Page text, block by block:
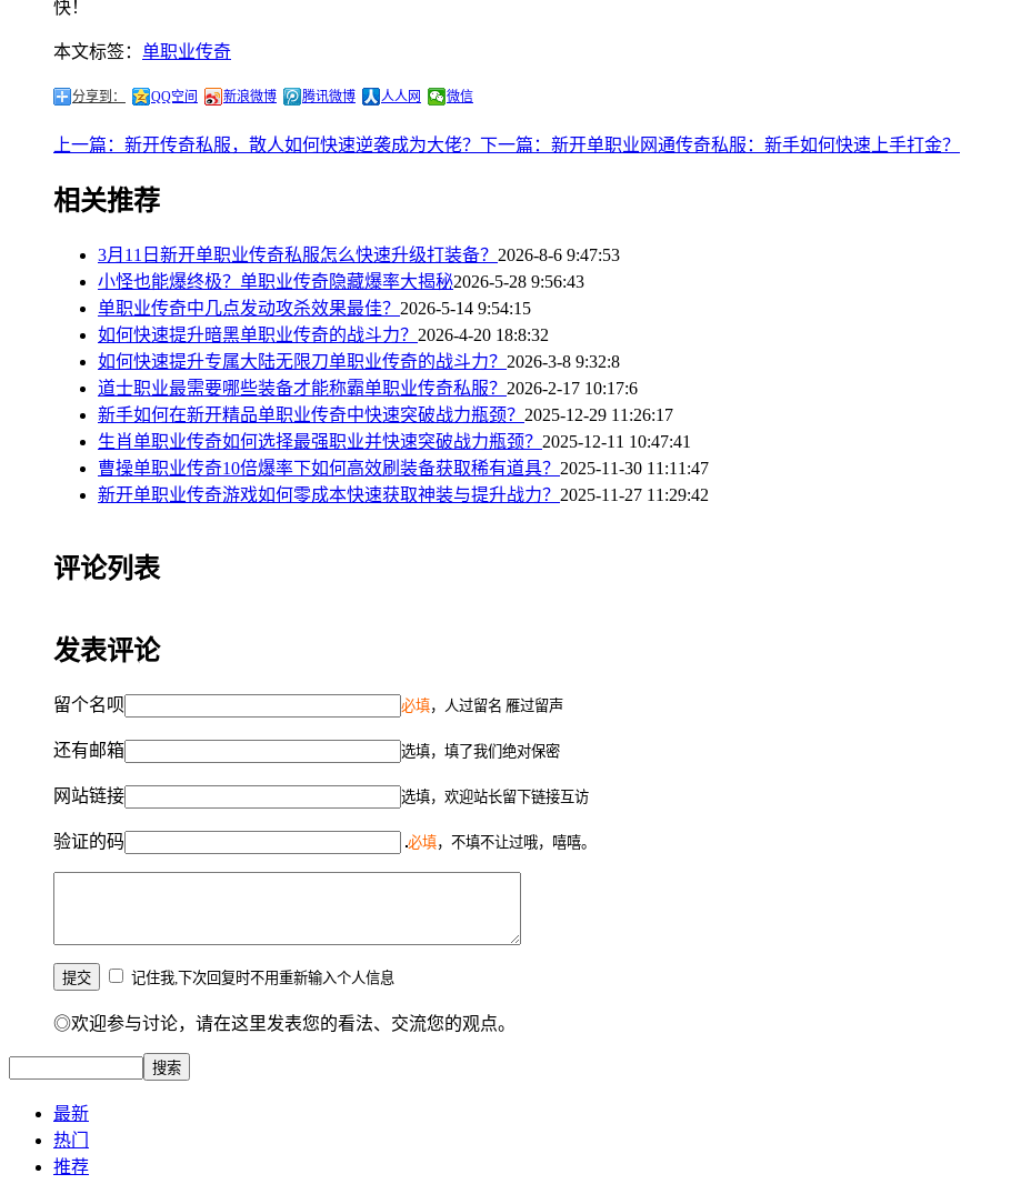
快！
本文标签： 单职业传奇
分享到： QQ空间 新浪微博 腾讯微博 人人网 微信
上一篇：新开传奇私服，散人如何快速逆袭成为大佬？ 下一篇：新开单职业网通传奇私服：新手如何快速上手打金？
相关推荐
3月11日新开单职业传奇私服怎么快速升级打装备？ 2026-8-6 9:47:53
小怪也能爆终极？单职业传奇隐藏爆率大揭秘2026-5-28 9:56:43
单职业传奇中几点发动攻杀效果最佳？ 2026-5-14 9:54:15
如何快速提升暗黑单职业传奇的战斗力？ 2026-4-20 18:8:32
如何快速提升专属大陆无限刀单职业传奇的战斗力？ 2026-3-8 9:32:8
道士职业最需要哪些装备才能称霸单职业传奇私服？ 2026-2-17 10:17:6
新手如何在新开精品单职业传奇中快速突破战力瓶颈？ 2025-12-29 11:26:17
生肖单职业传奇如何选择最强职业并快速突破战力瓶颈？ 2025-12-11 10:47:41
曹操单职业传奇10倍爆率下如何高效刷装备获取稀有道具？ 2025-11-30 11:11:47
新开单职业传奇游戏如何零成本快速获取神装与提升战力？ 2025-11-27 11:29:42
评论列表
发表评论
留个名呗 必填，人过留名 雁过留声
还有邮箱 选填，填了我们绝对保密
网站链接 选填，欢迎站长留下链接互访
验证的码 必填，不填不让过哦，嘻嘻。
记住我,下次回复时不用重新输入个人信息
◎欢迎参与讨论，请在这里发表您的看法、交流您的观点。
最新
热门
推荐